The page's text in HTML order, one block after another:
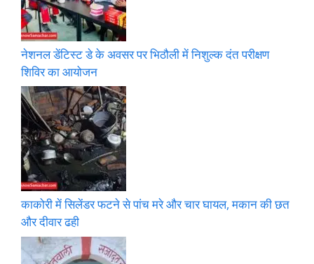
नेशनल डेंटिस्ट डे के अवसर पर भिठौली में निशुल्क दंत परीक्षण
शिविर का आयोजन
काकोरी में सिलेंडर फटने से पांच मरे और चार घायल, मकान की छत
और दीवार ढही